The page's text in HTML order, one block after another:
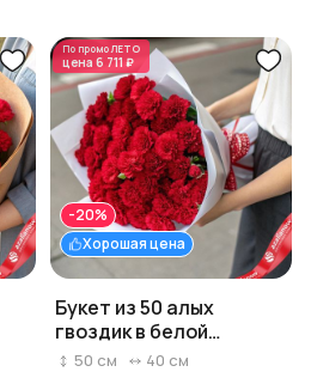
По промоЛЕТО
цена 6 711 ₽
Хорошая цена
-20%
Букет из 50 алых
гвоздик в белой
крафтовой бумаге
50 см 40 см